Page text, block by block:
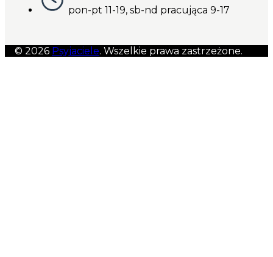
pon-pt 11-19, sb-nd pracująca 9-17
© 2026 Psyjaciele. Wszelkie prawa zastrzeżone.